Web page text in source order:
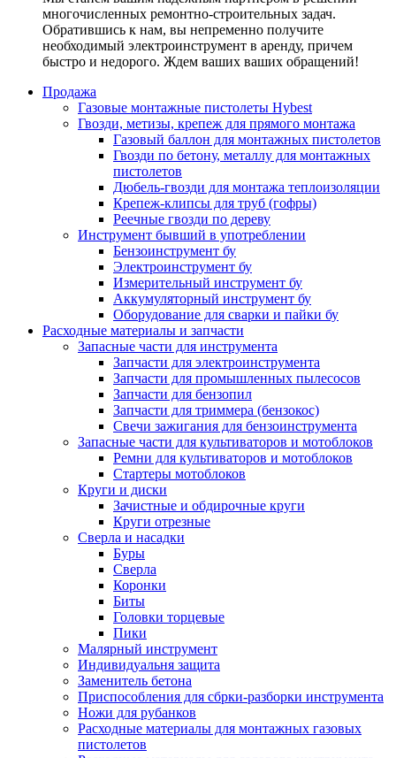
многочисленных ремонтно-строительных задач.
Обратившись к нам, вы непременно получите
необходимый электроинструмент в аренду, причем
быстро и недорого. Ждем ваших ваших обращений!
Продажа
Газовые монтажные пистолеты Hybest
Гвозди, метизы, крепеж для прямого монтажа
Газовый баллон для монтажных пистолетов
Гвозди по бетону, металлу для монтажных
пистолетов
Дюбель-гвозди для монтажа теплоизоляции
Крепеж-клипсы для труб (гофры)
Реечные гвозди по дереву
Инструмент бывший в употреблении
Бензоинструмент бу
Электроинструмент бу
Измерительный инструмент бу
Аккумуляторный инструмент бу
Оборудование для сварки и пайки бу
Расходные материалы и запчасти
Запасные части для инструмента
Запчасти для электроинструмента
Запчасти для промышленных пылесосов
Запчасти для бензопил
Запчасти для триммера (бензокос)
Свечи зажигания для бензоинструмента
Запасные части для культиваторов и мотоблоков
Ремни для культиваторов и мотоблоков
Стартеры мотоблоков
Круги и диски
Зачистные и обдирочные круги
Круги отрезные
Сверла и насадки
Буры
Сверла
Коронки
Биты
Головки торцевые
Пики
Малярный инструмент
Индивидуальня защита
Заменитель бетона
Приспособления для сбрки-разборки инструмента
Ножи для рубанков
Расходные материалы для монтажных газовых
пистолетов